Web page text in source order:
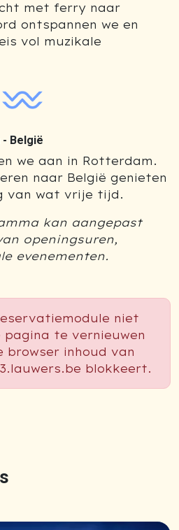
met ferry naar
ontspannen we en
vol muzikale
- België
we aan in Rotterdam.
naar België genieten
van wat vrije tijd.
kan aangepast
openingsuren,
evenementen.
niet
pagina te vernieuwen
inhoud van
blokkeert.